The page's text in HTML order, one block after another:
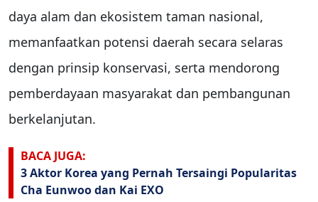
daya alam dan ekosistem taman nasional,
memanfaatkan potensi daerah secara selaras
dengan prinsip konservasi, serta mendorong
pemberdayaan masyarakat dan pembangunan
berkelanjutan.
BACA JUGA:
3 Aktor Korea yang Pernah Tersaingi Popularitas
Cha Eunwoo dan Kai EXO